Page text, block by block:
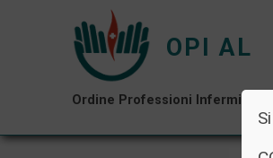
OPI AL
Ordine Professioni